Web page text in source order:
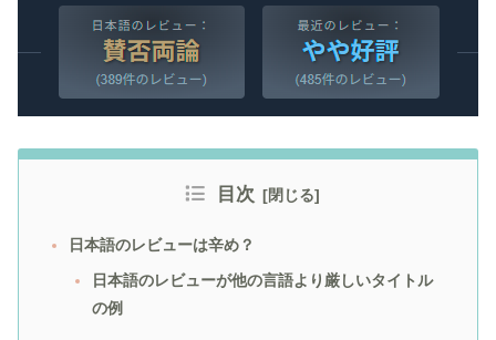
目次
日本語のレビューは辛め？
日本語のレビューが他の言語より厳しいタイトル
の例